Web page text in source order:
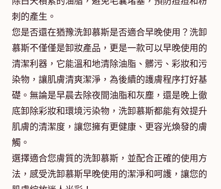
刺的產生。
您是否還在猶豫洗卸慕斯是否適合早晚使用？洗卸
慕斯不僅僅是卸妝產品，更是一款可以早晚使用的
清潔利器，它能溫和地清除油脂、髒污、彩妝和污
染物，讓肌膚清爽潔淨，為後續的護膚程序打好基
礎。無論是早晨去除夜間油脂和灰塵，還是晚上徹
底卸除彩妝和環境污染物，洗卸慕斯都能有效提升
肌膚的清潔度，讓您擁有更健康、更容光煥發的膚
觸。
選擇適合您膚質的洗卸慕斯，並配合正確的使用方
法，感受洗卸慕斯早晚使用的潔淨和呵護，讓您的